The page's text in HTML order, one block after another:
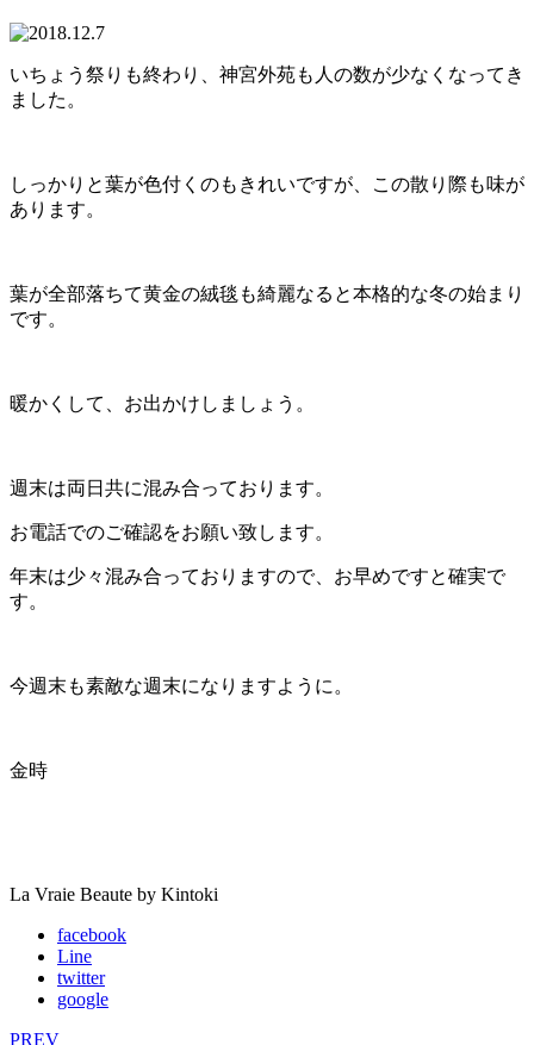
いちょう祭りも終わり、神宮外苑も人の数が少なくなってき
ました。
しっかりと葉が色付くのもきれいですが、この散り際も味が
あります。
葉が全部落ちて黄金の絨毯も綺麗なると本格的な冬の始まり
です。
暖かくして、お出かけしましょう。
週末は両日共に混み合っております。
お電話でのご確認をお願い致します。
年末は少々混み合っておりますので、お早めですと確実で
す。
今週末も素敵な週末になりますように。
金時
La Vraie Beaute by Kintoki
facebook
Line
twitter
google
PREV